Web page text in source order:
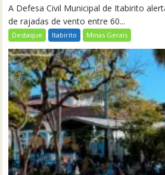
A Defesa Civil Municipal de Itabirito
de rajadas de vento entre 60...
Destaque Itabirito Minas Gerais